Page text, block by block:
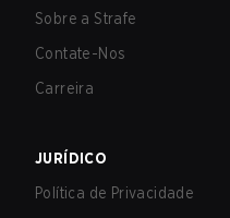
Sobre a Strafe
Contate-Nos
Carreira
JURÍDICO
Política de Privacidade